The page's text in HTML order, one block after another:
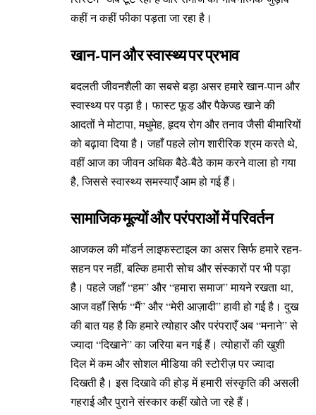
कहीं न कहीं फीका पड़ता जा रहा है।
खान-पान और स्वास्थ्य पर प्रभाव
बदलती जीवनशैली का सबसे बड़ा असर हमारे खान-पान और
स्वास्थ्य पर पड़ा है। फास्ट फूड और पैकेज्ड खाने की
आदतों ने मोटापा, मधुमेह, हृदय रोग और तनाव जैसी बीमारियों
को बढ़ावा दिया है। जहाँ पहले लोग शारीरिक श्रम करते थे,
वहीं आज का जीवन अधिक बैठे-बैठे काम करने वाला हो गया
है, जिससे स्वास्थ्य समस्याएँ आम हो गई हैं।
सामाजिक मूल्यों और परंपराओं में परिवर्तन
आजकल की मॉडर्न लाइफस्टाइल का असर सिर्फ हमारे रहन-
सहन पर नहीं, बल्कि हमारी सोच और संस्कारों पर भी पड़ा
है। पहले जहाँ “हम” और “हमारा समाज” मायने रखता था,
आज वहाँ सिर्फ “मैं” और “मेरी आज़ादी” हावी हो गई है। दुख
की बात यह है कि हमारे त्योहार और परंपराएँ अब “मनाने” से
ज्यादा “दिखाने” का जरिया बन गई हैं। त्योहारों की खुशी
दिल में कम और सोशल मीडिया की स्टोरीज़ पर ज्यादा
दिखती है। इस दिखावे की होड़ में हमारी संस्कृति की असली
गहराई और पुराने संस्कार कहीं खोते जा रहे हैं।